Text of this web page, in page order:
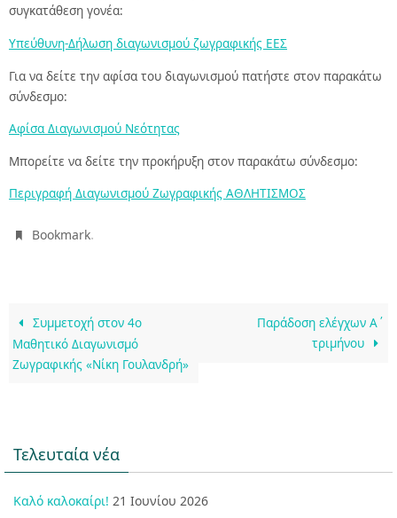
συγκατάθεση γονέα:
Υπεύθυνη-Δήλωση διαγωνισμού ζωγραφικής ΕΕΣ
Για να δείτε την αφίσα του διαγωνισμού πατήστε στον παρακάτω
σύνδεσμο:
Αφίσα Διαγωνισμού Νεότητας
Μπορείτε να δείτε την προκήρυξη στον παρακάτω σύνδεσμο:
Περιγραφή Διαγωνισμού Ζωγραφικής ΑΘΛΗΤΙΣΜΟΣ
Bookmark.
Συμμετοχή στον 4ο
Μαθητικό Διαγωνισμό
Ζωγραφικής «Νίκη Γουλανδρή»
Παράδοση ελέγχων Α΄
τριμήνου
Τελευταία νέα
Καλό καλοκαίρι! 21 Ιουνίου 2026